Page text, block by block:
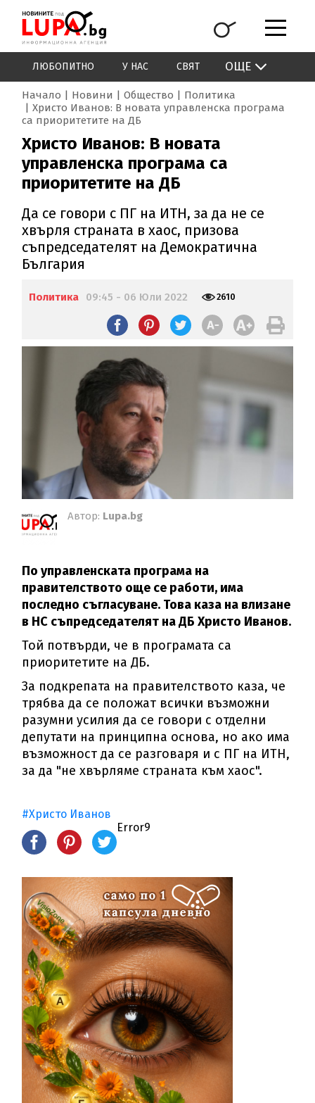
ЛЮБОПИТНО У НАС СВЯТ ОЩЕ
Начало Новини Общество
Политика
Христо Иванов: В новата управленска програма
са приоритетите на ДБ
Христо Иванов: В новата
управленска програма са
приоритетите на ДБ
Да се говори с ПГ на ИТН, за да не се
хвърля страната в хаос, призова
съпредседателят на Демократична
България
Политика 09:45 - 06 Юли 2022 2610
Автор: Lupa.bg
По управленската програма на
правителството още се работи, има
последно съгласуване. Това каза на влизане
в НС съпредседателят на ДБ Христо Иванов.
Той потвърди, че в програмата са
приоритетите на ДБ.
За подкрепата на правителството каза, че
трябва да се положат всички възможни
разумни усилия да се говори с отделни
депутати на принципна основа, но ако има
възможност да се разговаря и с ПГ на ИТН,
за да "не хвърляме страната към хаос".
#Христо Иванов
Error9